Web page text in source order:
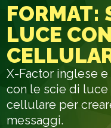
FORMAT:
LUCE
X-Factor inglese e
con le scie di
cellulare per
messaggi.